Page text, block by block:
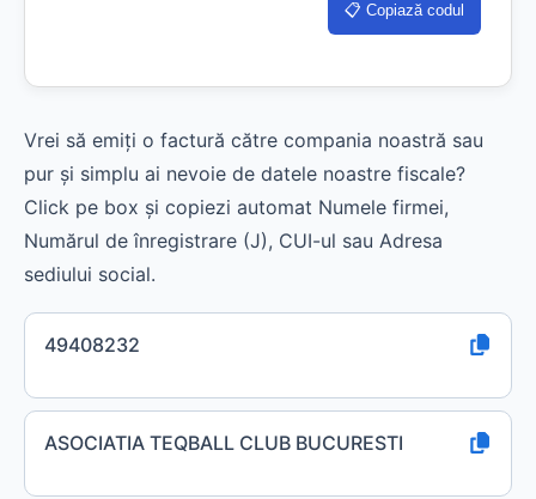
📋 Copiază codul
Vrei să emiți o factură către compania noastră sau
pur și simplu ai nevoie de datele noastre fiscale?
Click pe box și copiezi automat Numele firmei,
Numărul de înregistrare (J), CUI-ul sau Adresa
sediului social.
49408232
ASOCIATIA TEQBALL CLUB BUCURESTI